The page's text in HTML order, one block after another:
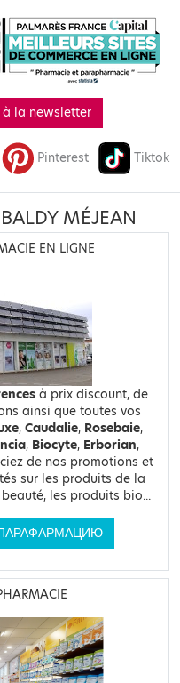
à la newsletter
Pinterest Tiktok
MÉJEAN
EN LIGNE
à prix discount, de
ainsi que toutes vos
, Caudalie, Rosebaie,
, Biocyte, Erborian,
de nos promotions et
sur les produits de la
les produits bio...